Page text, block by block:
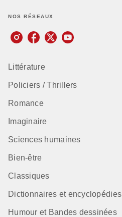
NOS RÉSEAUX
Littérature
Policiers / Thrillers
Romance
Imaginaire
Sciences humaines
Bien-être
Classiques
Dictionnaires et encyclopédies
Humour et Bandes dessinées